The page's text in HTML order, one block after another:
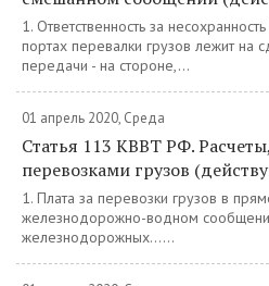
1. Ответственность за
портах перевалки грузов лежит на
передачи - на стороне,...
01 апрель 2020, Среда
Статья 113 КВВТ РФ.
перевозками грузов
1. Плата за перевозки грузов в
железнодорожно-водном
железнодорожных......